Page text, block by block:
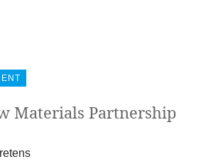
Materials Partnership